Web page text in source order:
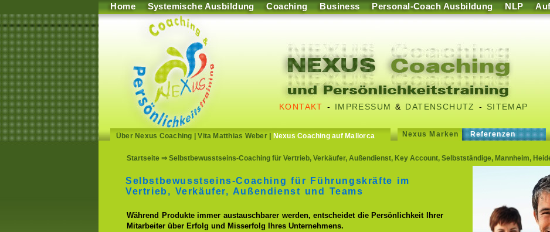
Home Systemische Ausbildung Coaching Business Personal-Coach Ausbildung NLP
KONTAKT - IMPRESSUM & DATENSCHUTZ - SITEMAP
Über Nexus Coaching |Vita Matthias Weber| Nexus Coaching auf Mallorca Nexus Marken Referenzen
Startseite ⇒ Selbstbewusstseins-Coaching für Vertrieb, Verkäufer, Außendienst, Key Account, Selbstständige, Mannheim,
Selbstbewusstseins-Coaching für Führungskräfte im
Vertrieb, Verkäufer, Außendienst und Teams
Während Produkte immer austauschbarer werden, entscheidet die Persönlichkeit Ihrer
Mitarbeiter über Erfolg und Misserfolg Ihres Unternehmens.